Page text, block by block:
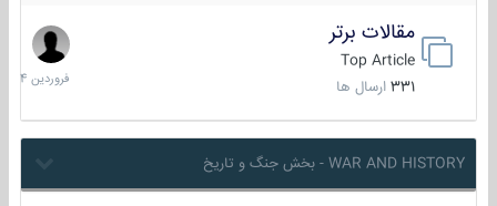
مقالات برتر
Top Article
331 ارسال ها
29
فروردین
1404
WAR AND HISTORY - بخش جنگ و تاریخ